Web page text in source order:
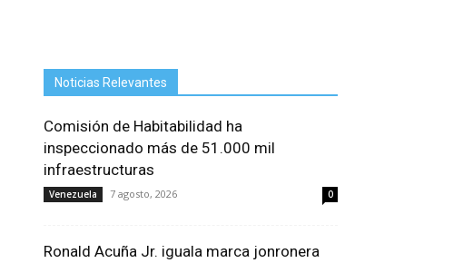
Noticias Relevantes
Comisión de Habitabilidad ha
inspeccionado más de 51.000 mil
infraestructuras
Venezuela 7 agosto, 2026 0
Ronald Acuña Jr. iguala marca jonronera